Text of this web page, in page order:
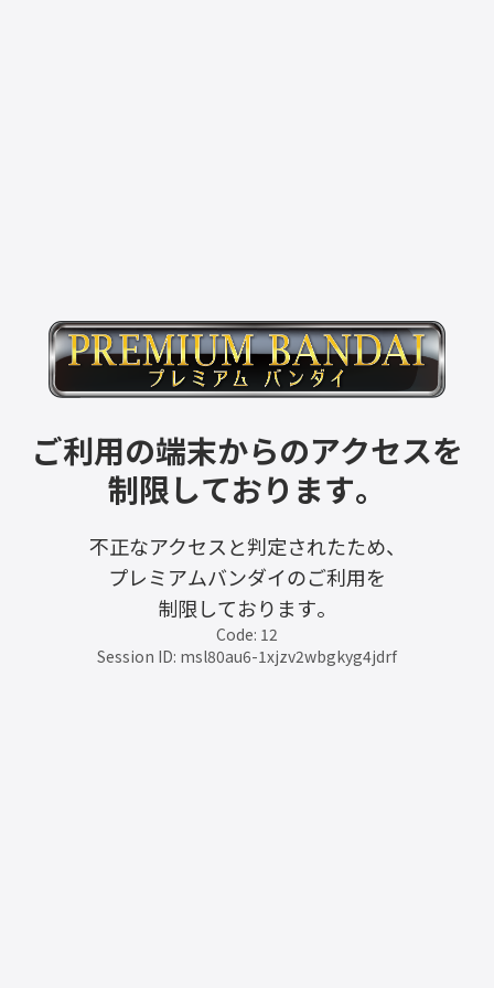
ご利用の端末からのアクセスを
制限しております。
不正なアクセスと判定されたため、
プレミアムバンダイのご利用を
制限しております。
Code: 12
Session ID: msl80au6-1xjzv2wbgkyg4jdrf